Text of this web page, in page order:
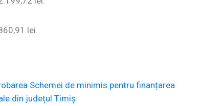
lei.
Schemei de minimis pentru finanțarea
din județul Timiș